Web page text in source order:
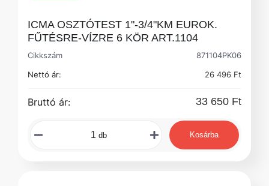
ICMA OSZTÓTEST 1"-3/4"KM EUROK.
FŰTÉSRE-VÍZRE 6 KÖR ART.1104
Cikkszám
871104PK06
Nettó ár:
26 496 Ft
Bruttó ár: 33 650 Ft
db Kosárba